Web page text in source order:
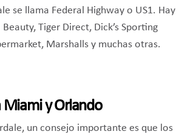
se llama Federal Highway o US1. Hay
Tiger Direct, Dick’s Sporting
Marshalls y muchas otras.
Miami y Orlando
un consejo importante es que los